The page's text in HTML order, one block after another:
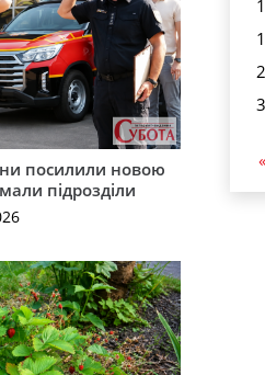
посилили новою
підрозділи